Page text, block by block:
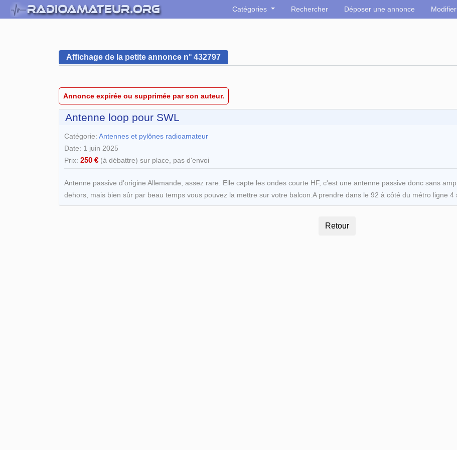
Catégories Rechercher Déposer une annonce
Affichage de la petite annonce n° 432797
Annonce expirée ou supprimée par son auteur.
Antenne loop pour SWL
Catégorie: Antennes et pylônes radioamateur
Date: 1 juin 2025
Prix: 250 € (à débattre) sur place, pas d'envoi
Antenne passive d'origine Allemande, assez rare. Elle capte les ondes courte HF, c'est une antenne passive donc sans
dehors, mais bien sûr par beau temps vous pouvez la mettre sur votre balcon.A prendre dans le 92 à côté du métro ligne 4